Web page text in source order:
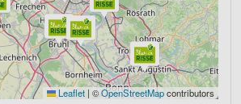
Leaflet | ©OpenStreetMapcontributors